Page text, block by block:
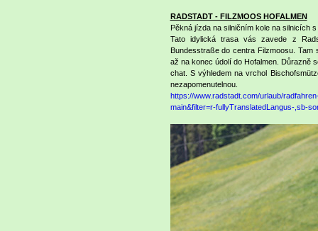
RADSTADT - FILZMOOS HOFALMEN
Pěkná jízda na silničním kole na silnicích
Tato idylická trasa vás zavede z
Bundesstraße do centra Filzmoosu.
až na konec údolí do Hofalmen. Důrazně
chat. S výhledem na vrchol
nezapomenutelnou.
https://www.radstadt.com/urlaub/
main&filter=r-fullyTranslatedLangus-,sb-